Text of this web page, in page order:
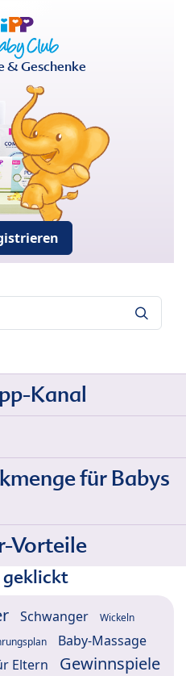
& Geschenke
Kanal
für Babys
Vorteile
Schwanger Wickeln
Baby-Massage
Eltern
Gewinnspiele